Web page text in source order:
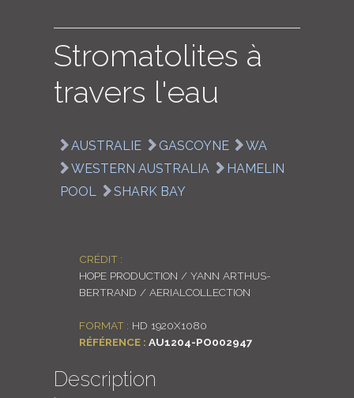
LOGIN
Stromatolites à
travers l'eau
AUSTRALIE GASCOYNE
WA
WESTERN AUSTRALIA
HAMELIN
POOL
SHARK BAY
CRÉDIT :
HOPE PRODUCTION / YANN ARTHUS-
BERTRAND / AERIALCOLLECTION
FORMAT : HD 1920X1080
RÉFÉRENCE : AU1204-PO002947
Description